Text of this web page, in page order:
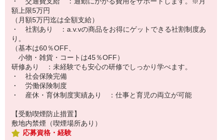
額上限5万円
（月額5万円迄は全額支給）
・ 社割あり ：a.v.vの商品をお得にゲットできる社割制度あ
り。
（基本は60％OFF、
小物・雑貨・コートは45％OFF）
研修あり ：未経験でも安心の研修でしっかり学べます。
・ 社会保険完備
・ 労働保険制度
・ 産休・育休制度実績あり ：仕事と育児の両立が可能
【受動喫煙防止措置】
敷地内禁煙（喫煙場所あり）
応募資格・経験